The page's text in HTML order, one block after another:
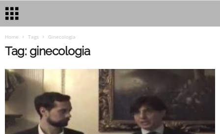
Home Tags Ginecologia
Tag: ginecologia